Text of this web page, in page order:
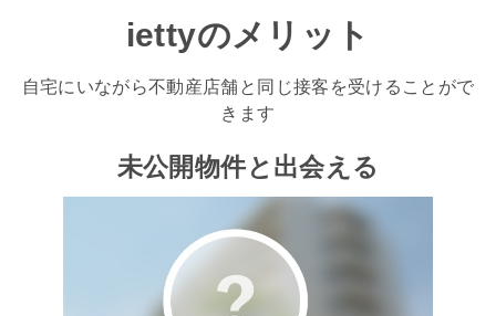
iettyのメリット
自宅にいながら不動産店舗と同じ接客を受けることがで
きます
未公開物件と出会える